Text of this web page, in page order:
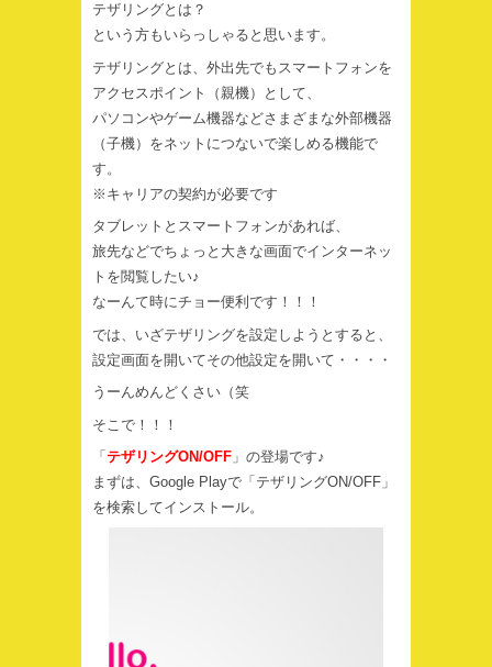
テザリングとは？
という方もいらっしゃると思います。
テザリングとは、外出先でもスマートフォンを
アクセスポイント（親機）として、
パソコンやゲーム機器などさまざまな外部機器
（子機）をネットにつないで楽しめる機能で
す。
※キャリアの契約が必要です
タブレットとスマートフォンがあれば、
旅先などでちょっと大きな画面でインターネッ
トを閲覧したい♪
なーんて時にチョー便利です！！！
では、いざテザリングを設定しようとすると、
設定画面を開いてその他設定を開いて・・・・
うーんめんどくさい（笑
そこで！！！
「 テザリングON/OFF 」の登場です♪
まずは、Google Playで「テザリングON/OFF」
を検索してインストール。